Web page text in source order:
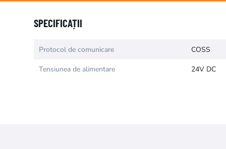
SPECIFICAȚII
Protocol de comunicare COSS
Tensiunea de alimentare 24V DC